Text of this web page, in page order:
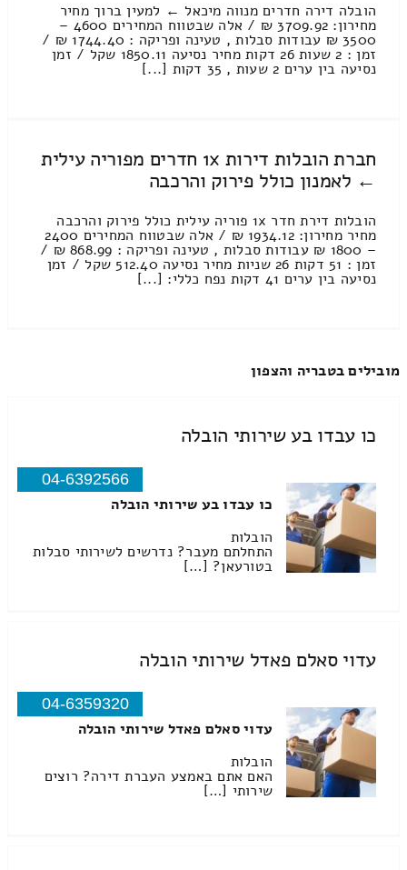
הובלה דירה חדרים מנווה מיכאל ← למעין ברוך מחיר
מחירון: 3709.92 ₪ / אלה שבטווח המחירים 4600 –
3500 ₪ עבודות סבלות , טעינה ופריקה : 1744.40 ₪ /
זמן : 2 שעות 26 דקות מחיר נסיעה 1850.11 שקל / זמן
נסיעה בין ערים 2 שעות , 35 דקות [...]
חברת הובלות דירות 1x חדרים מפוריה עילית
← לאמנון כולל פירוק והרכבה
הובלות דירת חדר 1x פוריה עילית כולל פירוק והרכבה
מחיר מחירון: 1934.12 ₪ / אלה שבטווח המחירים 2400
– 1800 ₪ עבודות סבלות , טעינה ופריקה : 868.99 ₪ /
זמן : 51 דקות 26 שניות מחיר נסיעה 512.40 שקל / זמן
נסיעה בין ערים 41 דקות נפח כללי: [...]
מובילים בטבריה והצפון
כו עבדו בע שירותי הובלה
04-6392566
כו עבדו בע שירותי הובלה
הובלות
התחלתם מעבר? נדרשים לשירותי סבלות
בטורעאן? […]
עדוי סאלם פאדל שירותי הובלה
04-6359320
עדוי סאלם פאדל שירותי הובלה
הובלות
האם אתם באמצע העברת דירה? רוצים
שירותי […]